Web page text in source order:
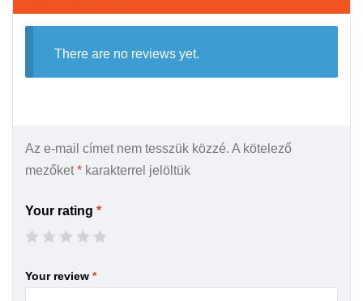
There are no reviews yet.
Az e-mail címet nem tesszük közzé. A kötelező
mezőket* karakterrel jelöltük
Your rating *
Your review *